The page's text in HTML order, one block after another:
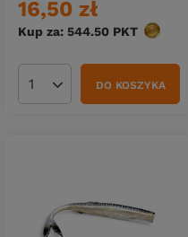
16,50 zł
Kup za: 544.50 PKT punktów
Ilość produktówDO KOSZYKA